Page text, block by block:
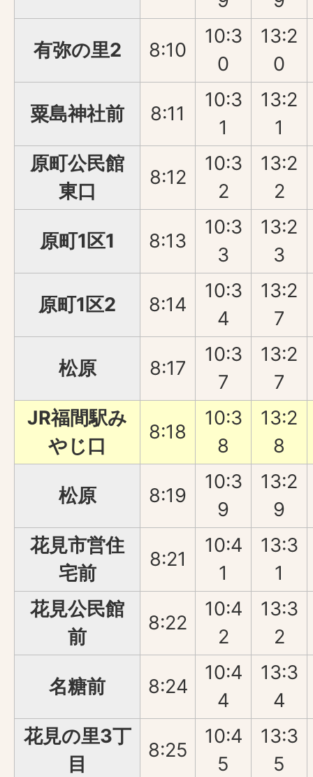
有弥の里2 8:10
10:3
0
13:2
0
粟島神社前 8:11
10:3
1
13:2
1
原町公民館
東口
8:12
10:3
2
13:2
2
原町1区1 8:13
10:3
3
13:2
3
原町1区2 8:14
10:3
4
13:2
7
松原 8:17
10:3
7
13:2
7
JR福間駅み
やじ口
8:18
10:3
8
13:2
8
松原 8:19
10:3
9
13:2
9
花見市営住
宅前
8:21
10:4
1
13:3
1
花見公民館
前
8:22
10:4
2
13:3
2
名糖前 8:24
10:4
4
13:3
4
花見の里3丁
目
8:25
10:4
5
13:3
5